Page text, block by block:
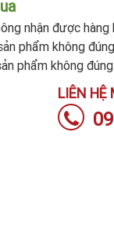
nhận được
phẩm không
phẩm không
LIÊN HỆ